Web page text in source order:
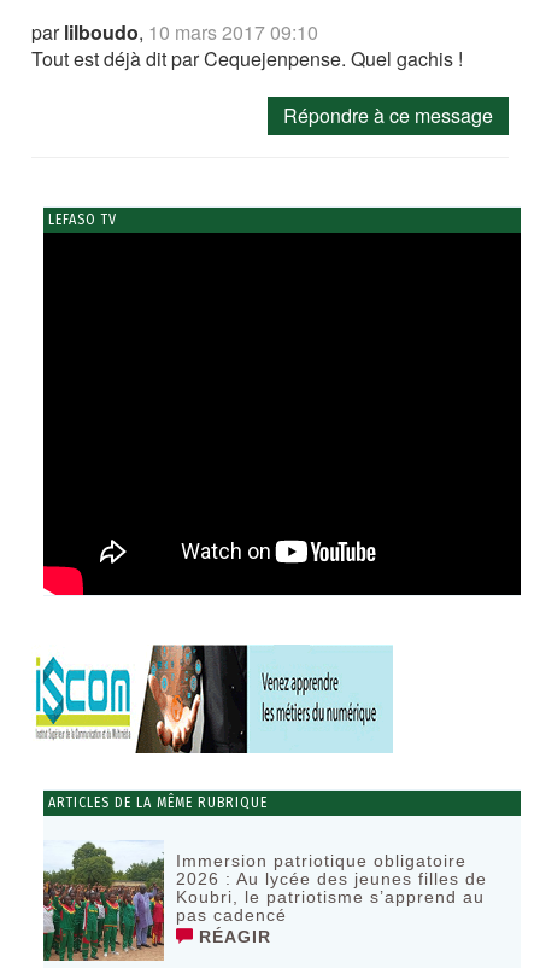
parlilboudo, 10 mars 2017 09:10
Tout est déjà dit par Cequejenpense. Quel gachis !
Répondre à ce message
LEFASO TV
ARTICLES DE LA MÊME RUBRIQUE
Immersion patriotique obligatoire
2026 : Au lycée des jeunes filles de
Koubri, le patriotisme s’apprend au
pas cadencé
RÉAGIR